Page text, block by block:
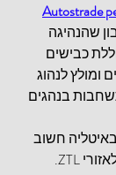
Autostrade
שהנהיגה
כבישים
ומולץ לנהוג
בנהגים
חשוב
להימנע מכניסה לאזורי ZTL.